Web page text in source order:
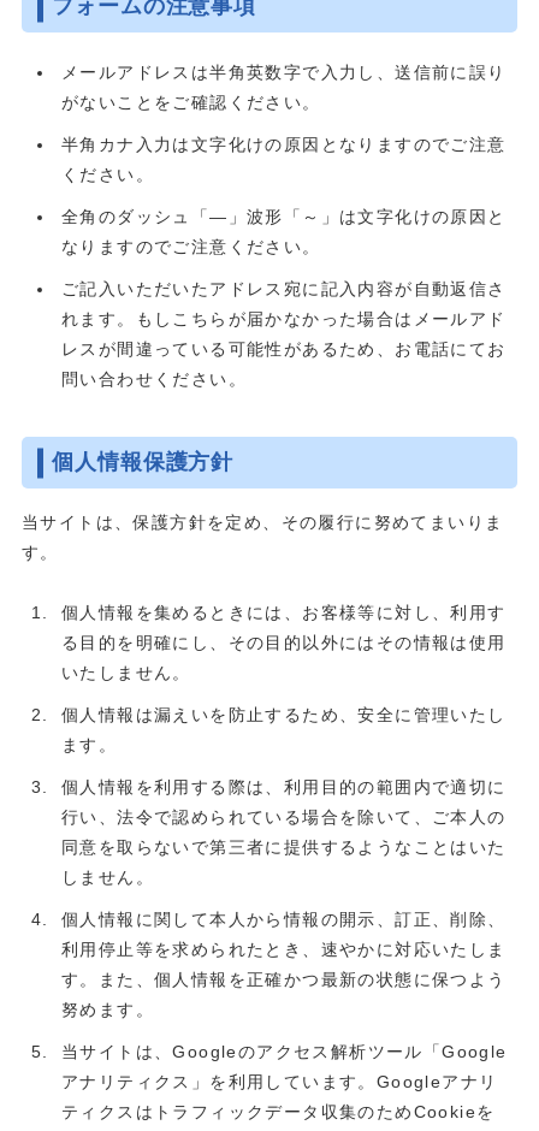
フォームの注意事項
メールアドレスは半角英数字で入力し、送信前に誤り
がないことをご確認ください。
半角カナ入力は文字化けの原因となりますのでご注意
ください。
全角のダッシュ「―」波形「～」は文字化けの原因と
なりますのでご注意ください。
ご記入いただいたアドレス宛に記入内容が自動返信さ
れます。もしこちらが届かなかった場合はメールアド
レスが間違っている可能性があるため、お電話にてお
問い合わせください。
個人情報保護方針
当サイトは、保護方針を定め、その履行に努めてまいりま
す。
個人情報を集めるときには、お客様等に対し、利用す
る目的を明確にし、その目的以外にはその情報は使用
いたしません。
個人情報は漏えいを防止するため、安全に管理いたし
ます。
個人情報を利用する際は、利用目的の範囲内で適切に
行い、法令で認められている場合を除いて、ご本人の
同意を取らないで第三者に提供するようなことはいた
しません。
個人情報に関して本人から情報の開示、訂正、削除、
利用停止等を求められたとき、速やかに対応いたしま
す。また、個人情報を正確かつ最新の状態に保つよう
努めます。
当サイトは、Googleのアクセス解析ツール「Google
アナリティクス」を利用しています。Googleアナリ
ティクスはトラフィックデータ収集のためCookieを